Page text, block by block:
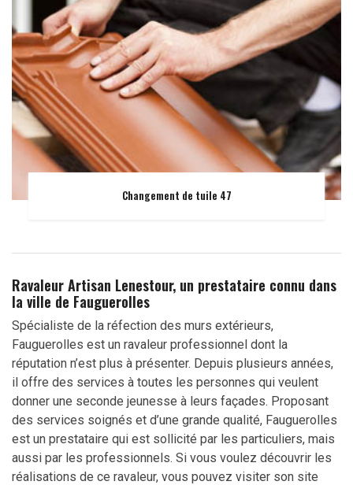
Changement de tuile 47
Ravaleur Artisan Lenestour, un prestataire connu dans
la ville de Fauguerolles
Spécialiste de la réfection des murs extérieurs,
Fauguerolles est un ravaleur professionnel dont la
réputation n’est plus à présenter. Depuis plusieurs années,
il offre des services à toutes les personnes qui veulent
donner une seconde jeunesse à leurs façades. Proposant
des services soignés et d’une grande qualité, Fauguerolles
est un prestataire qui est sollicité par les particuliers, mais
aussi par les professionnels. Si vous voulez découvrir les
réalisations de ce ravaleur, vous pouvez visiter son site